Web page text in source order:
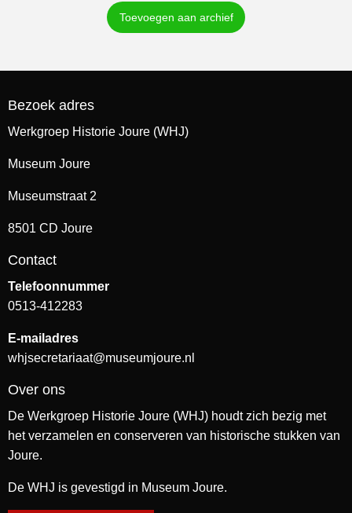
Toevoegen aan archief
Bezoek adres
Werkgroep Historie Joure (WHJ)
Museum Joure
Museumstraat 2
8501 CD Joure
Contact
Telefoonnummer
0513-412283
E-mailadres
whjsecretariaat@museumjoure.nl
Over ons
De Werkgroep Historie Joure (WHJ) houdt zich bezig met
het verzamelen en conserveren van historische stukken van
Joure.
De WHJ is gevestigd in Museum Joure.